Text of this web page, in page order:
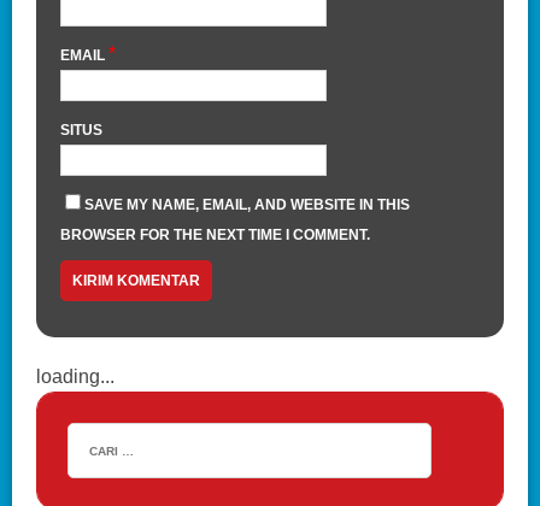
EMAIL *
SITUS
SAVE MY NAME, EMAIL, AND WEBSITE IN THIS
BROWSER FOR THE NEXT TIME I COMMENT.
loading...